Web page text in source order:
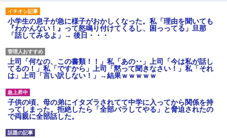
小学生の息子が急に様子がおかしくなった。私「理由を聞いても
『わかんない！』って怒鳴り付けてくるし、困っってる」旦那
「話してみるよ」→ 後日・・・
上司「何なの、この書類！！」私「あの‥」上司「今は私が話し
てるの！」私「ですから」上司「黙って聞きなさい！」私「それ
は」上司「言い訳しない！」→結果ｗｗｗｗｗ
子供の頃、母の弟にイタズラされてて中学に入ってから関係を持
ってしまった。拒絶したら「全部バラしてやる」と脅迫されたの
で両親に全部話した。